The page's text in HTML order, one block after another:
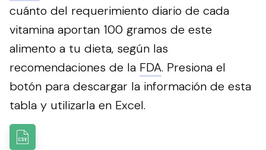
cuánto del requerimiento diario de cada
vitamina aportan 100 gramos de este
alimento a tu dieta, según las
recomendaciones de la FDA. Presiona el
botón para descargar la información de esta
tabla y utilizarla en Excel.